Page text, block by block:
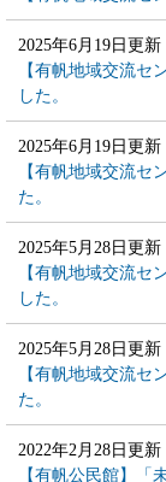
2025年6月19日更新
【有帆地域交流
した。
2025年6月19日更新
【有帆地域交流
た。
2025年5月28日更新
【有帆地域交流
した。
2025年5月28日更新
【有帆地域交流
た。
2022年2月28日更新
【有帆公民館】「